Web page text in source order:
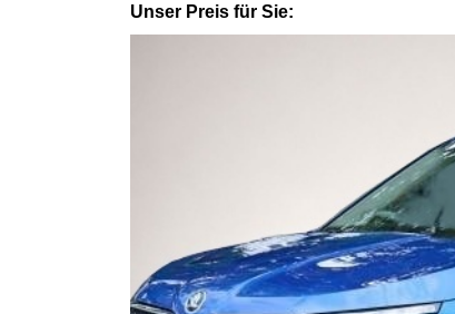
Unser Preis für Sie: